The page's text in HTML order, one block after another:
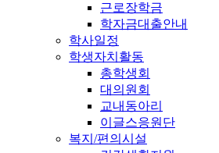
근로장학금
학자금대출안내
학사일정
학생자치활동
총학생회
대의원회
교내동아리
이글스응원단
복지/편의시설